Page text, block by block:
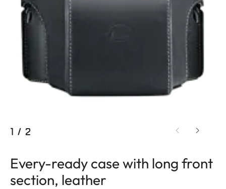
1 / 2
Every-ready case with long front
section, leather